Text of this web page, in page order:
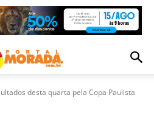
desta quarta pela Copa Paulista